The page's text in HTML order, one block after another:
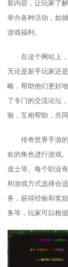
新内容，让玩家了
举办各种活动，如
游戏福利。
在这个网站上
无论是新手玩家还
略，帮助他们更好
了专门的交流论坛
验，互相帮助，共同
传奇世界手游
欢的角色进行游戏
道士等。每个职业
和游戏方式选择合
务，获得经验和奖
务等，玩家可以根